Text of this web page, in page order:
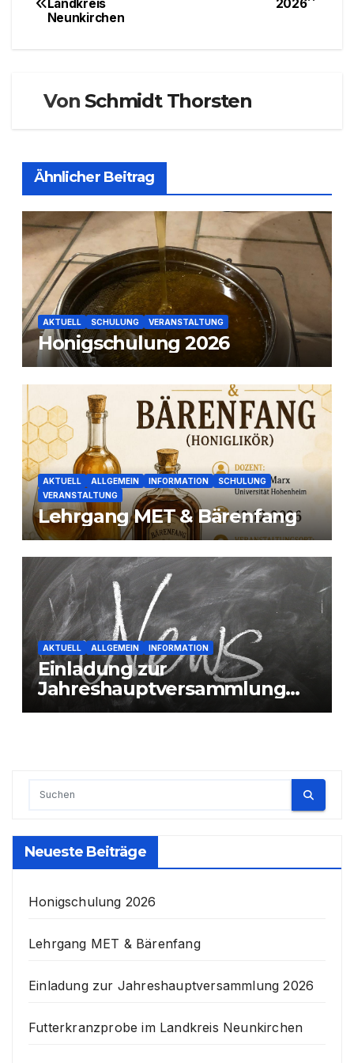
2026
Landkreis
Neunkirchen
Von Schmidt Thorsten
Ähnlicher Beitrag
AKTUELL SCHULUNG VERANSTALTUNG
Honigschulung 2026
AKTUELL ALLGEMEIN INFORMATION
SCHULUNG
VERANSTALTUNG
Lehrgang MET & Bärenfang
AKTUELL ALLGEMEIN INFORMATION
Einladung zur
Jahreshauptversammlung
2026
Neueste Beiträge
Honigschulung 2026
Lehrgang MET & Bärenfang
Einladung zur Jahreshauptversammlung 2026
Futterkranzprobe im Landkreis Neunkirchen